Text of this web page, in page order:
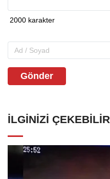
Gönder
İLGINIZI ÇEKEBILIR